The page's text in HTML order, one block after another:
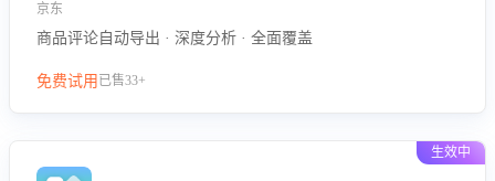
京东
商品评论自动导出 · 深度分析 · 全面覆盖
免费试用 已售33+
生效中